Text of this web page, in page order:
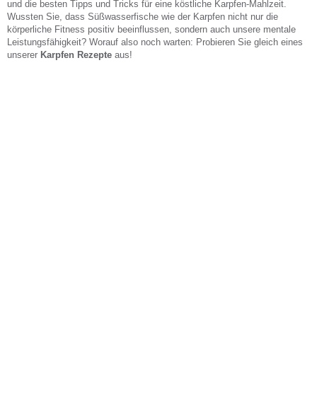
und die besten Tipps und Tricks für eine köstliche Karpfen-Mahlzeit.
Wussten Sie, dass Süßwasserfische wie der Karpfen nicht nur die
körperliche Fitness positiv beeinflussen, sondern auch unsere mentale
Leistungsfähigkeit? Worauf also noch warten: Probieren Sie gleich eines
unserer Karpfen Rezepte aus!